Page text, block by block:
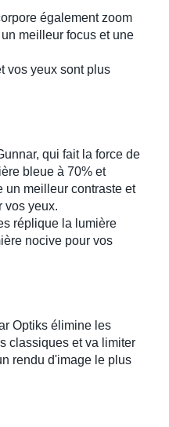
également zoom
meilleur focus et une
vos yeux sont plus
qui fait la force de
bleue à 70% et
un meilleur contraste et
vos yeux.
réplique la lumière
nocive pour vos
Optiks élimine les
classiques et va limiter
rendu d'image le plus